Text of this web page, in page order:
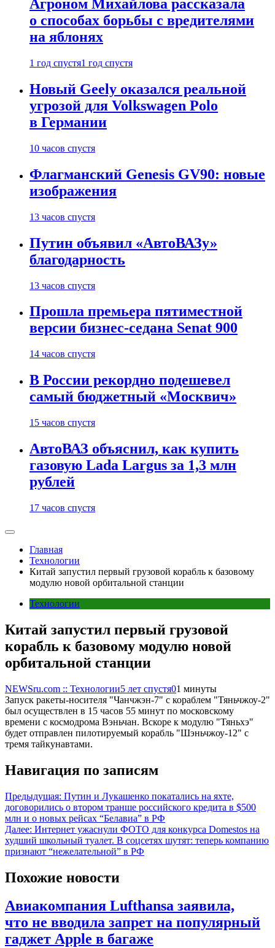
Агроном Михайлова рассказала
о способах борьбы с вредителями
на яблонях
1 год спустя1 год спустя
Новый Geely оказался реальной
угрозой для Volkswagen Polo
в Германии
10 часов спустя
Флагманский Genesis GV90: новые
изображения
13 часов спустя
Путин объявил «АвтоВАЗу»
благодарность
13 часов спустя
Прошла премьера пятиместной
версии бизнес-седана Senat 900
14 часов спустя
В России рекордно подешевел
самый бюджетный «Москвич»
15 часов спустя
АвтоВАЗ объяснил, как купить
газовую Lada Largus за 1,3 млн
рублей
17 часов спустя
Главная
Технологии
Китай запустил первый грузовой корабль к базовому
модулю новой орбитальной станции
Технологии
Китай запустил первый грузовой
корабль к базовому модулю новой
орбитальной станции
NEWSru.com :: Технологии5 лет спустя01 минуты
Запуск ракеты-носителя "Чанчжэн-7" с кораблем "Тяньчжоу-2"
был осуществлен в 15 часов 55 минут по московскому
времени с космодрома Вэньчан. Вскоре к модулю "Тяньхэ"
будет отправлен пилотируемый корабль "Шэньчжоу-12" с
тремя тайкунавтами.
Навигация по записям
Предыдущая: Путин и Лукашенко покатались на яхте,
договорились о втором транше российского кредита в $500
млн и о новых рейсах “Белавиа” в РФ
Далее: Интернет ужаснули ФОТО для конкурса Domestos на
худший школьный туалет. В соцсетях шутят: теперь компанию
признают “нежелательной” в РФ
Похожие новости
Авиакомпания Lufthansa заявила,
что не вводила запрет на популярный
гаджет Apple в багаже